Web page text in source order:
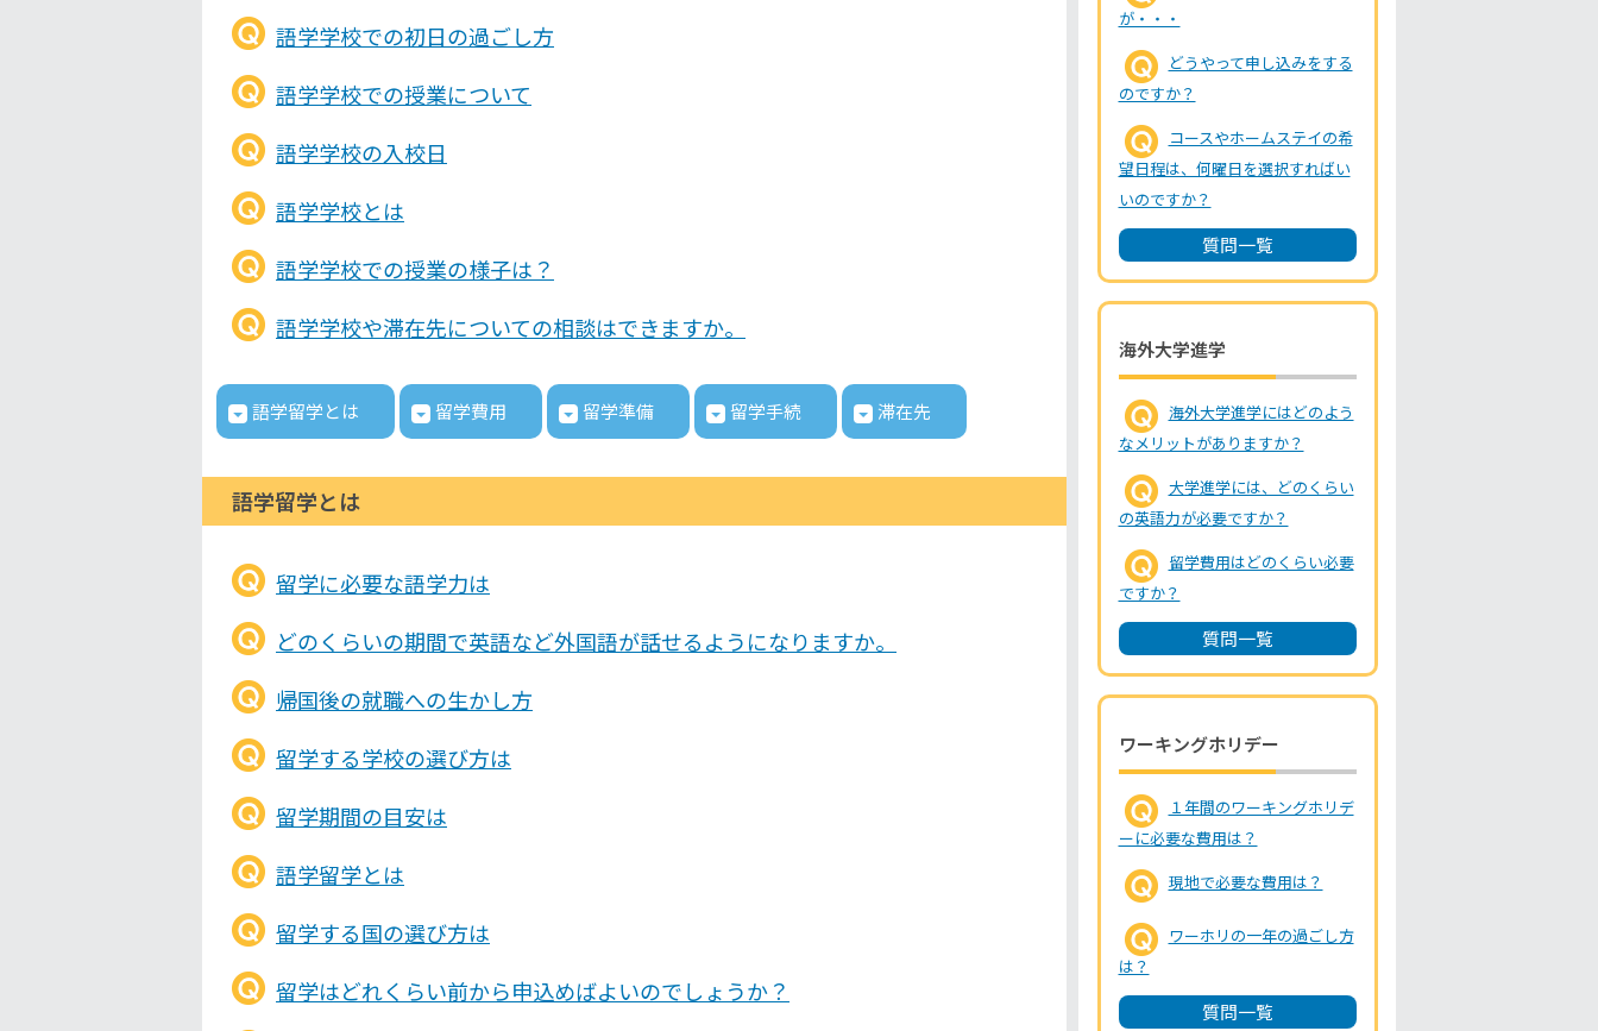
語学学校での初日の過ごし方
語学学校での授業について
語学学校の入校日
語学学校とは
語学学校での授業の様子は？
語学学校や滞在先についての相談はできますか。
語学留学とは 留学費用 留学準備 留学手続 滞在先
語学留学とは
留学に必要な語学力は
どのくらいの期間で英語など外国語が話せるようになりますか。
帰国後の就職への生かし方
留学する学校の選び方は
留学期間の目安は
語学留学とは
留学する国の選び方は
留学はどれくらい前から申込めばよいのでしょうか？
が・・・
どうやって申し込みをする
のですか？
コースやホームステイの希
望日程は、何曜日を選択すればい
いのですか？
質問一覧
海外大学進学
海外大学進学にはどのよう
なメリットがありますか？
大学進学には、どのくらい
の英語力が必要ですか？
留学費用はどのくらい必要
ですか？
質問一覧
ワーキングホリデー
１年間のワーキングホリデ
ーに必要な費用は？
現地で必要な費用は？
ワーホリの一年の過ごし方
は？
質問一覧